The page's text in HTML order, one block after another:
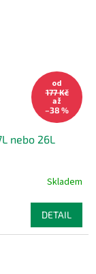
od
177 Kč
až
–38 %
nebo 26L
Skladem
DETAIL